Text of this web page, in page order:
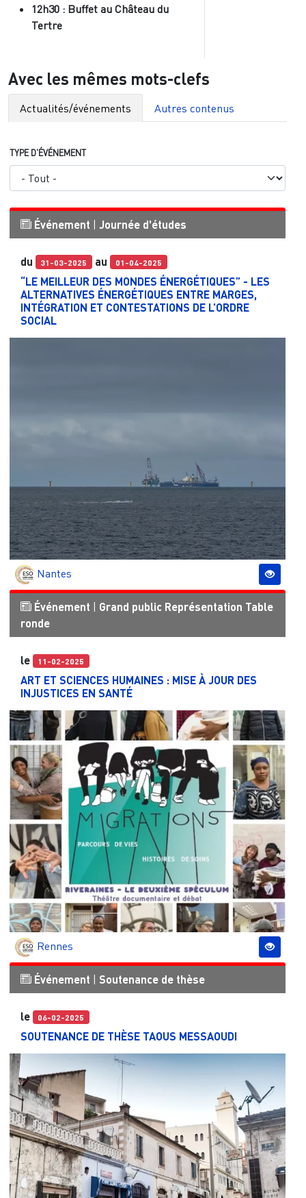
12h30 : Buffet au Château du
Tertre
Avec les mêmes mots-clefs
Actualités/événements Autres contenus
TYPE D'ÉVÉNEMENT
Événement | Journée d'études
du 31-03-2025 au 01-04-2025
“LE MEILLEUR DES MONDES ÉNERGÉTIQUES” - LES
ALTERNATIVES ÉNERGÉTIQUES ENTRE MARGES,
INTÉGRATION ET CONTESTATIONS DE L’ORDRE
SOCIAL
Nantes
Événement | Grand public Représentation Table
ronde
le 11-02-2025
ART ET SCIENCES HUMAINES : MISE À JOUR DES
INJUSTICES EN SANTÉ
Rennes
Événement | Soutenance de thèse
le 06-02-2025
SOUTENANCE DE THÈSE TAOUS MESSAOUDI